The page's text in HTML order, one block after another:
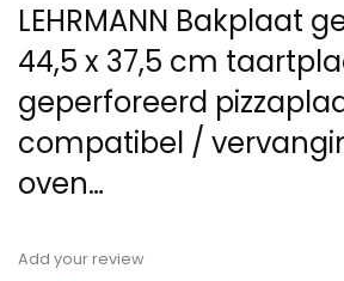
LEHRMANN Bakplaat
44,5 x 37,5 cm
geperforeerd
compatibel /
oven…
Add your review